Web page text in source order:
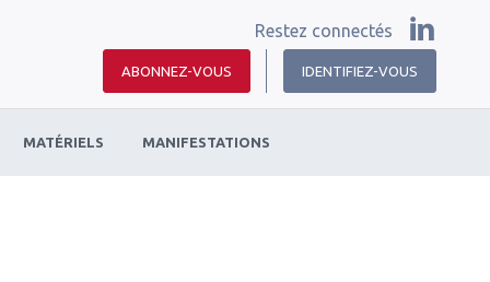
Restez connectés
ABONNEZ-VOUS IDENTIFIEZ-VOUS
MATÉRIELS MANIFESTATIONS